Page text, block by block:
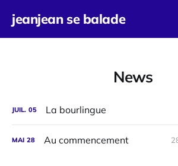
jeanjean se balade
News
JUIL. 05 La bourlingue
MAI 28 Au commencement